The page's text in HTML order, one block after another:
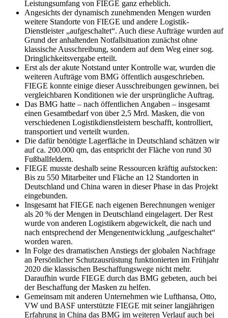
Leistungsumfang von FIEGE ganz erheblich.
Angesichts der dynamisch zunehmenden Mengen wurden
weitere Standorte von FIEGE und andere Logistik-
Dienstleister „aufgeschaltet“. Auch diese Aufträge wurden auf
Grund der anhaltenden Notfallsituation zunächst ohne
klassische Ausschreibung, sondern auf dem Weg einer sog.
Dringlichkeitsvergabe erteilt.
Erst als der akute Notstand unter Kontrolle war, wurden die
weiteren Aufträge vom BMG öffentlich ausgeschrieben.
FIEGE konnte einige dieser Ausschreibungen gewinnen, bei
vergleichbaren Konditionen wie der ursprüngliche Auftrag.
Das BMG hatte – nach öffentlichen Angaben – insgesamt
einen Gesamtbedarf von über 2,5 Mrd. Masken, die von
verschiedenen Logistikdienstleistern beschafft, kontrolliert,
transportiert und verteilt wurden.
Die dafür benötigte Lagerfläche in Deutschland schätzen wir
auf ca. 200.000 qm, das entspricht der Fläche von rund 30
Fußballfeldern.
FIEGE musste deshalb seine Ressourcen kräftig aufstocken:
Bis zu 550 Mitarbeiter und Fläche an 12 Standorten in
Deutschland und China waren in dieser Phase in das Projekt
eingebunden.
Insgesamt hat FIEGE nach eigenen Berechnungen weniger
als 20 % der Mengen in Deutschland eingelagert. Der Rest
wurde von anderen Logistikern abgewickelt, die nach und
nach entsprechend der Mengenentwicklung „aufgeschaltet“
worden waren.
In Folge des dramatischen Anstiegs der globalen Nachfrage
an Persönlicher Schutzausrüstung funktionierten im Frühjahr
2020 die klassischen Beschaffungswege nicht mehr.
Daraufhin wurde FIEGE durch das BMG gebeten, auch bei
der Beschaffung der Masken zu helfen.
Gemeinsam mit anderen Unternehmen wie Lufthansa, Otto,
VW und BASF unterstützte FIEGE mit seiner langjährigen
Erfahrung in China das BMG im weiteren Verlauf auch bei